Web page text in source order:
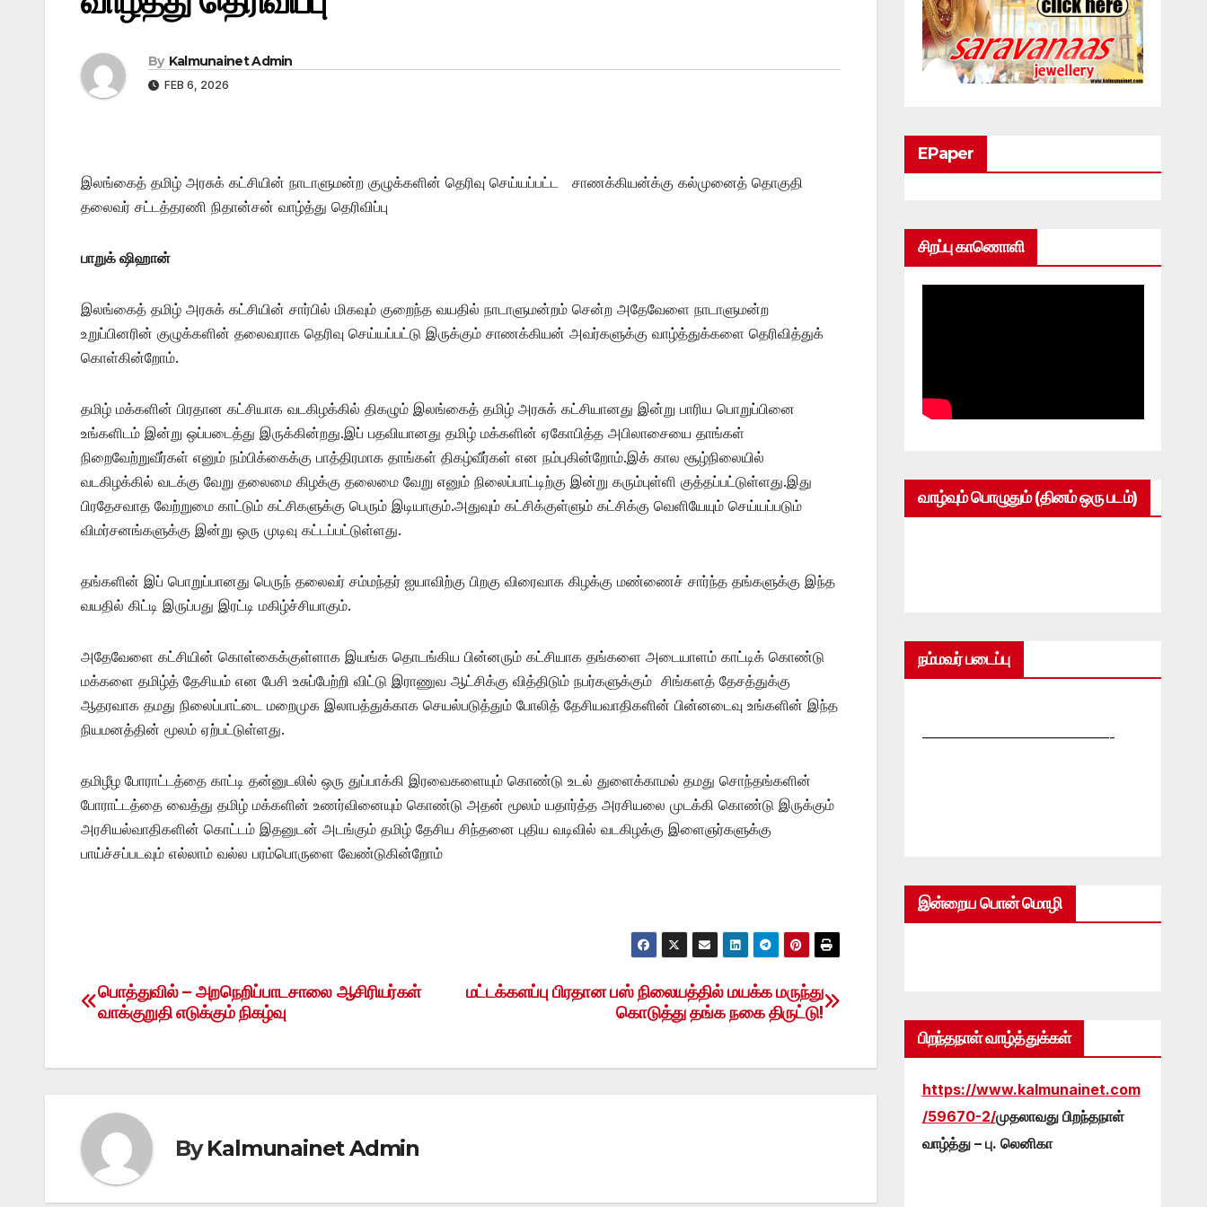
By Kalmunainet Admin
FEB 6, 2026
இலங்கைத் தமிழ் அரசுக் கட்சியின் நாடாளுமன்ற குழுக்களின் தெரிவு செய்யப்பட்ட சாணக்கியன்க்கு கல்முனைத் தொகுதி
தலைவர் சட்டத்தரணி நிதான்சன் வாழ்த்து தெரிவிப்பு
பாறுக் ஷிஹான்
இலங்கைத் தமிழ் அரசுக் கட்சியின் சார்பில் மிகவும் குறைந்த வயதில் நாடாளுமன்றம் சென்ற அதேவேளை நாடாளுமன்ற
உறுப்பினரின் குழுக்களின் தலைவராக தெரிவு செய்யப்பட்டு இருக்கும் சாணக்கியன் அவர்களுக்கு வாழ்த்துக்களை தெரிவித்துக்
கொள்கின்றோம்.
தமிழ் மக்களின் பிரதான கட்சியாக வடகிழக்கில் திகழும் இலங்கைத் தமிழ் அரசுக் கட்சியானது இன்று பாரிய பொறுப்பினை
உங்களிடம் இன்று ஒப்படைத்து இருக்கின்றது.இப் பதவியானது தமிழ் மக்களின் ஏகோபித்த அபிலாசையை தாங்கள்
நிறைவேற்றுவீர்கள் எனும் நம்பிக்கைக்கு பாத்திரமாக தாங்கள் திகழ்வீர்கள் என நம்புகின்றோம்.இக் கால சூழ்நிலையில்
வடகிழக்கில் வடக்கு வேறு தலைமை கிழக்கு தலைமை வேறு எனும் நிலைப்பாட்டிற்கு இன்று கரும்புள்ளி குத்தப்பட்டுள்ளது.இது
பிரதேசவாத வேற்றுமை காட்டும் கட்சிகளுக்கு பெரும் இடியாகும்.அதுவும் கட்சிக்குள்ளும் கட்சிக்கு வெளியேயும் செய்யப்படும்
விமர்சனங்களுக்கு இன்று ஒரு முடிவு கட்டப்பட்டுள்ளது.
தங்களின் இப் பொறுப்பானது பெருந் தலைவர் சம்மந்தர் ஐயாவிற்கு பிறகு விரைவாக கிழக்கு மண்ணைச் சார்ந்த தங்களுக்கு இந்த
வயதில் கிட்டி இருப்பது இரட்டி மகிழ்ச்சியாகும்.
அதேவேளை கட்சியின் கொள்கைக்குள்ளாக இயங்க தொடங்கிய பின்னரும் கட்சியாக தங்களை அடையாளம் காட்டிக் கொண்டு
மக்களை தமிழ்த் தேசியம் என பேசி உசுப்பேற்றி விட்டு இராணுவ ஆட்சிக்கு வித்திடும் நபர்களுக்கும் சிங்களத் தேசத்துக்கு
ஆதரவாக தமது நிலைப்பாட்டை மறைமுக இலாபத்துக்காக செயல்படுத்தும் போலித் தேசியவாதிகளின் பின்னடைவு உங்களின் இந்த
நியமனத்தின் மூலம் ஏற்பட்டுள்ளது.
தமிழீழ போராட்டத்தை காட்டி தன்னுடலில் ஒரு துப்பாக்கி இரவைகளையும் கொண்டு உடல் துளைக்காமல் தமது சொந்தங்களின்
போராட்டத்தை வைத்து தமிழ் மக்களின் உணர்வினையும் கொண்டு அதன் மூலம் யதார்த்த அரசியலை முடக்கி கொண்டு இருக்கும்
அரசியல்வாதிகளின் கொட்டம் இதனுடன் அடங்கும் தமிழ் தேசிய சிந்தனை புதிய வடிவில் வடகிழக்கு இளைஞர்களுக்கு
பாய்ச்சப்படவும் எல்லாம் வல்ல பரம்பொருளை வேண்டுகின்றோம்
Post
மட்டக்களப்பு பிரதான பஸ் நிலையத்தில் மயக்க மருந்து
கொடுத்து தங்க நகை திருட்டு!
பொத்துவில் – அறநெறிப்பாடசாலை ஆசிரியர்கள்
வாக்குறுதி எடுக்கும் நிகழ்வு
ByKalmunainet Admin
EPaper
சிறப்பு காணொளி
வாழ்வும் பொழுதும் (தினம் ஒரு படம்)
நம்மவர் படைப்பு
—————————————-
இன்றைய பொன் மொழி
பிறந்தநாள் வாழ்த்துக்கள்
https://www.kalmunainet.com
/59670-2/முதலாவது பிறந்தநாள்
வாழ்த்து – பு. லெனிகா